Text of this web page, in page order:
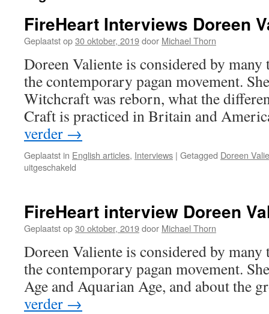
FireHeart Interviews Doreen
Geplaatst op30 oktober, 2019door Michael Thorn
Doreen Valiente is considered by many
the contemporary pagan movement.
Witchcraft was reborn, what the
Craft is practiced in Britain and
verder →
Geplaatst in English articles, Interviews | Getagged Doreen
uitgeschakeld
Valiente
Part
FireHeart interview Doreen
Geplaatst op30 oktober, 2019door Michael Thorn
Doreen Valiente is considered by many
the contemporary pagan movement.
Age and Aquarian Age, and about the
verder →